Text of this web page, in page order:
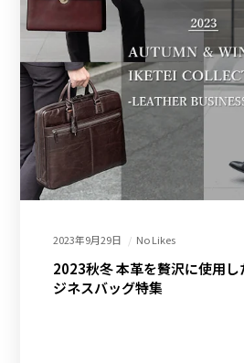
2023年9月29日 No Likes
2023秋冬 本革を贅沢に使用
ジネスバッグ特集